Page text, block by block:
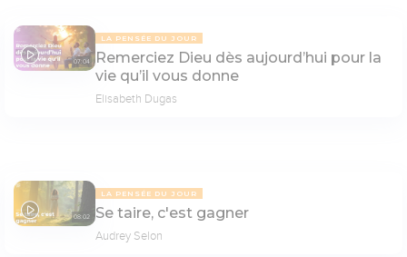
07:04
LA PENSÉE DU JOUR
Remerciez Dieu dès aujourd’hui pour la
vie qu’il vous donne
Elisabeth Dugas
08:02
LA PENSÉE DU JOUR
Se taire, c'est gagner
Audrey Selon